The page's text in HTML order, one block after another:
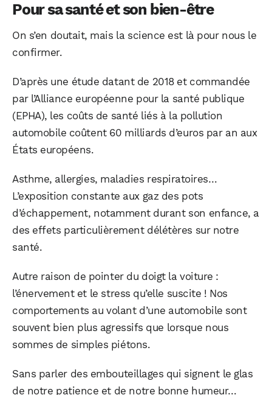
Pour sa santé et son bien-être
On s’en doutait, mais la science est là pour nous le
confirmer.
D’après une étude datant de 2018 et commandée
par l’Alliance européenne pour la santé publique
(EPHA), les coûts de santé liés à la pollution
automobile coûtent 60 milliards d’euros par an aux
États européens.
Asthme, allergies, maladies respiratoires…
L’exposition constante aux gaz des pots
d’échappement, notamment durant son enfance, a
des effets particulièrement délétères sur notre
santé.
Autre raison de pointer du doigt la voiture :
l’énervement et le stress qu’elle suscite ! Nos
comportements au volant d’une automobile sont
souvent bien plus agressifs que lorsque nous
sommes de simples piétons.
Sans parler des embouteillages qui signent le glas
de notre patience et de notre bonne humeur…